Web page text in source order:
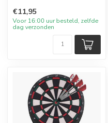
€11,95
Voor 16:00 uur besteld, zelfde
dag verzonden